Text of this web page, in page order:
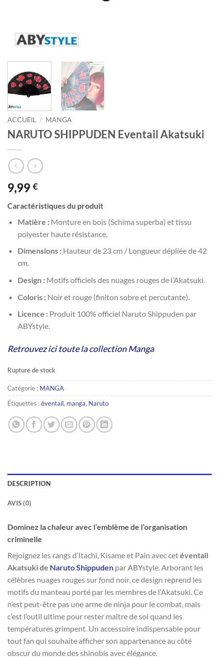
ACCUEIL / MANGA
NARUTO SHIPPUDEN Eventail Akatsuki
9,99 €
Caractéristiques du produit
Matière :Monture en bois (Schima superba) et tissu
polyester haute résistance.
Dimensions :Hauteur de 23 cm / Longueur dépliée de 42
cm.
Design :Motifs officiels des nuages rouges de l’Akatsuki.
Coloris :Noir et rouge (finiton sobre et percutante).
Licence :Produit 100% officiel Naruto Shippuden par
ABYstyle.
Retrouvez ici toute la collection Manga
Rupture de stock
Catégorie : MANGA
Étiquettes :éventail, manga, Naruto
DESCRIPTION
AVIS (0)
Dominez la chaleur avec l’emblème de l’organisation
criminelle
Rejoignez les rangs d’Itachi, Kisame et Pain avec cetéventail
Akatsuki de Naruto Shippuden par ABYstyle. Arborant les
célèbres nuages rouges sur fond noir, ce design reprend les
motifs du manteau porté par les membres de l’Akatsuki. Ce
n’est peut-être pas une arme de ninja pour le combat, mais
c’est l’outil ultime pour rester maître de soi quand les
températures grimpent. Un accessoire indispensable pour
tout fan qui souhaite afficher son appartenance au côté
obscur du monde des shinobis avec élégance.